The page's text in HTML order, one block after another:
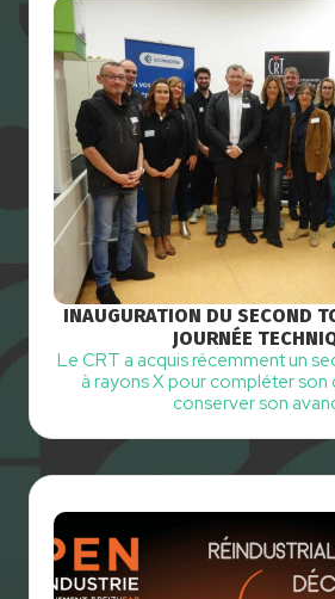
INAUGURATION DU SECOND
JOURNÉE
Le CRT a acquis récemment un
à rayons X pour compléter
conserver son